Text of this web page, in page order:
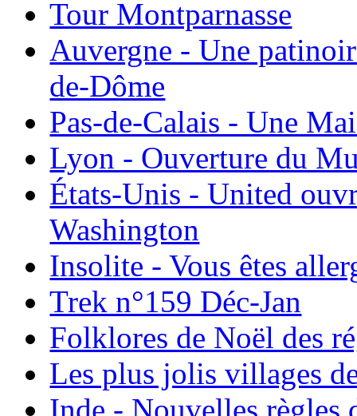
Tour Montparnasse
Auvergne - Une
de-Dôme
Pas-de-Calais - Une
Lyon - Ouverture du
États-Unis - United
Washington
Insolite - Vous êtes
Trek n°159 Déc-Jan
Folklores de Noël des
Les plus jolis villages
Inde - Nouvelles règles